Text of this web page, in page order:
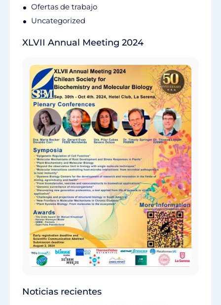
Ofertas de trabajo
Uncategorized
XLVII Annual Meeting 2024
Noticias recientes